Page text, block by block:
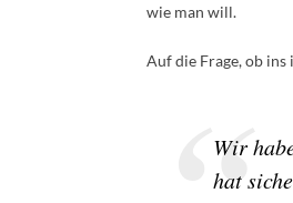
wie man will.
Auf die Frage, ob
Wir
hat